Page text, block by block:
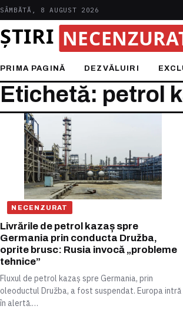
SÂMBĂTĂ, 8 AUGUST 2026
PRIMA PAGINĂ DEZVĂLUIRI
Etichetă: petrol
NECENZURAT
Livrările de petrol kazaș spre
Germania prin conducta Družba,
oprite brusc: Rusia invocă „probleme
tehnice”
Fluxul de petrol kazaș spre Germania, prin
oleoductul Družba, a fost suspendat. Europa intră
în alertă.…